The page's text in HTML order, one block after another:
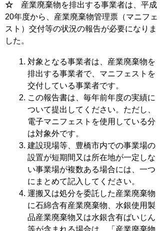
☆ 産業廃棄物を排出する事業者は、平成
20年度から、産業廃棄物管理票（マニフェ
スト）交付等の状況の報告が必要になりま
した。
対象となる事業者は、産業廃棄物を
排出する事業者で、マニフェストを
交付している事業者です。
この報告書は、毎年前年度の実績に
ついて提出してください。ただし、
電子マニフェストを使用している分
は対象外です。
建設現場等、豊橋市内での事業場の
設置が短期間又は所在地が一定しな
い事業場が複数ある場合には、一つ
にまとめて記入してください。
運搬又は処分を委託した産業廃棄物
に石綿含有産業廃棄物、水銀使用製
品産業廃棄物又は水銀含有ばいじん
等が含まれる場合は、「産業廃棄物